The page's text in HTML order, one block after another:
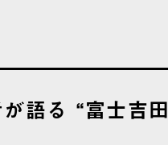
語る “富士吉田